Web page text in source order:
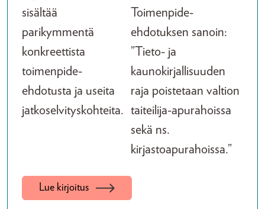
sisältää
parikymmentä
konkreettista
toimenpide-
ehdotusta ja useita
jatkoselvityskohteita.
Toimenpide-
ehdotuksen sanoin:
”Tieto- ja
kaunokirjallisuuden
raja poistetaan valtion
taiteilija-apurahoissa
sekä ns.
kirjastoapurahoissa.”
Lue kirjoitus